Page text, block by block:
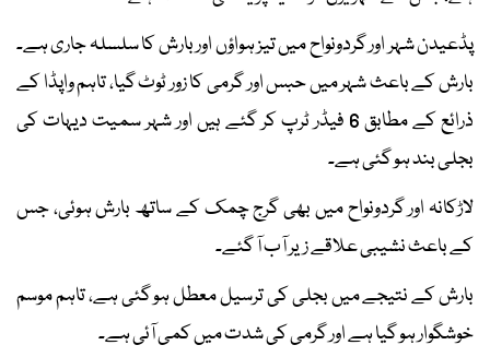
پڈعیدن شہر اور گردونواح میں تیز ہواؤں اور بارش کا سلسلہ جاری ہے۔
بارش کے باعث شہر میں حبس اور گرمی کا زور ٹوٹ گیا، تاہم واپڈا کے
ذرائع کے مطابق 6 فیڈر ٹرپ کر گئے ہیں اور شہر سمیت دیہات کی
بجلی بند ہو گئی ہے۔
لاڑکانہ اور گردونواح میں بھی گرج چمک کے ساتھ بارش ہوئی، جس
کے باعث نشیبی علاقے زیر آب آ گئے۔
بارش کے نتیجے میں بجلی کی ترسیل معطل ہو گئی ہے، تاہم موسم
خوشگوار ہو گیا ہے اور گرمی کی شدت میں کمی آئی ہے۔